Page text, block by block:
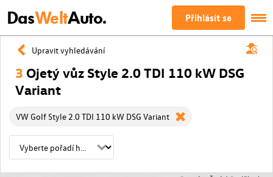
DasWeltAuto. Přihlásit se
Upravit vyhledávání
3 Ojetý vůz Style 2.0 TDI 110 kW DSG
Variant
VW Golf Style 2.0 TDI 110 kW DSG Variant